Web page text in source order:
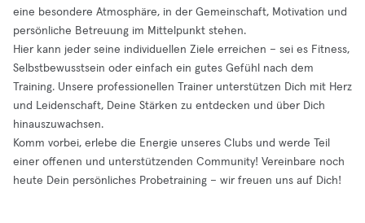
eine besondere Atmosphäre, in der Gemeinschaft, Motivation und
persönliche Betreuung im Mittelpunkt stehen.
Hier kann jeder seine individuellen Ziele erreichen – sei es Fitness,
Selbstbewusstsein oder einfach ein gutes Gefühl nach dem
Training. Unsere professionellen Trainer unterstützen Dich mit Herz
und Leidenschaft, Deine Stärken zu entdecken und über Dich
hinauszuwachsen.
Komm vorbei, erlebe die Energie unseres Clubs und werde Teil
einer offenen und unterstützenden Community! Vereinbare noch
heute Dein persönliches Probetraining – wir freuen uns auf Dich!